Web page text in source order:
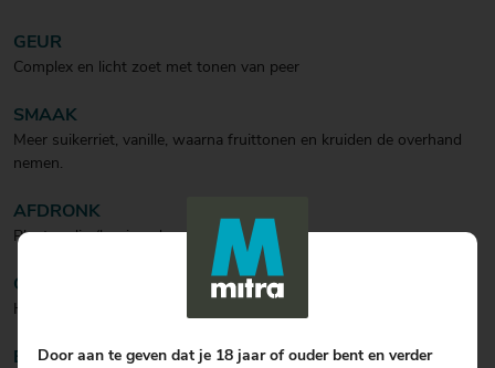
GEUR
Complex en licht zoet met tonen van peer
SMAAK
Meer suikerriet, vanille, waarna fruittonen en kruiden de overhand
nemen.
AFDRONK
Plantaardig (hooi, gedroogde bloemen).
COCKTAIL
Heerlijk in de mix.
BIJZONDERHEDEN
Door aan te geven dat je 18 jaar of ouder bent en verder